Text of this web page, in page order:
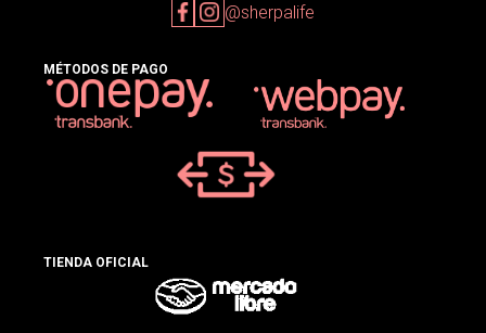
@sherpalife
MÉTODOS DE PAGO
TIENDA OFICIAL